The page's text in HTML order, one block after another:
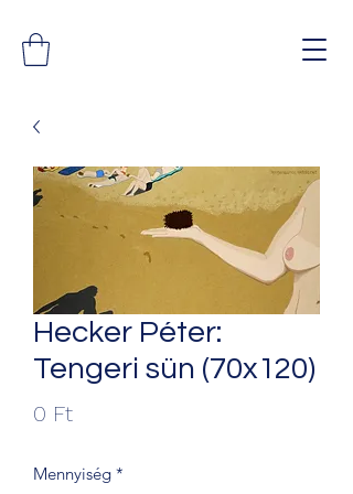
Hecker Péter:
Tengeri sün (70x120)
0 FtÁr
Mennyiség *